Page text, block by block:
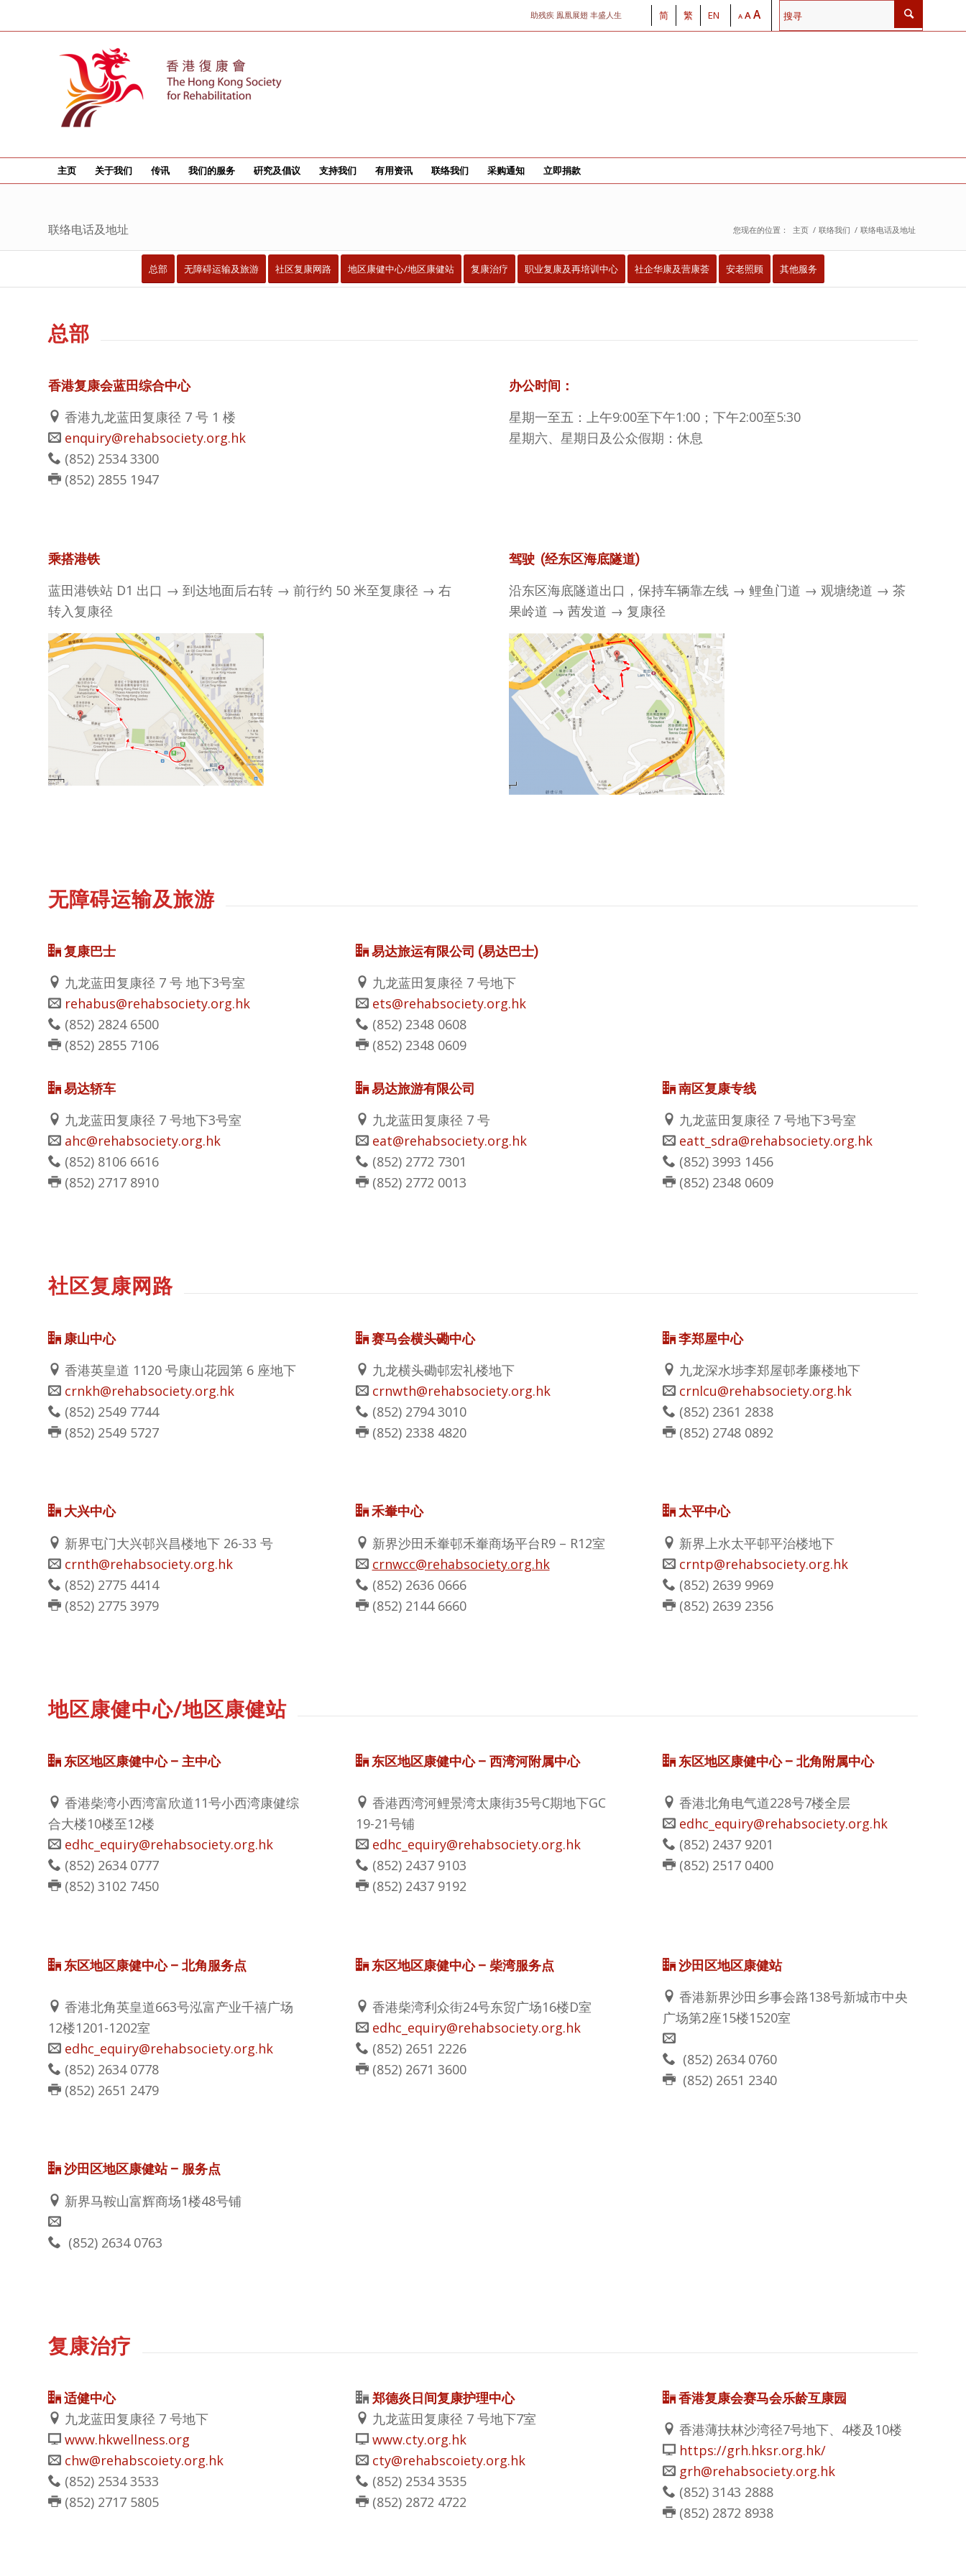
助残疾 鳯凰展翅 丰盛人生 简 繁 EN A AA
主页 关于我们 传讯 我们的服务 硏究及倡议 支持我们 有用资讯 联络我们 采购通知 立即捐款
联络电话及地址 您现在的位置： 主页 / 联络我们 / 联络电话及地址
总部 无障碍运输及旅游 社区复康网路 地区康健中心/地区康健站 复康治疗 职业复康及再培训中心 社企华康及营康荟 安老照顾 其他服务
总部
香港复康会蓝田综合中心
香港九龙蓝田复康径 7 号 1 楼
enquiry@rehabsociety.org.hk
(852) 2534 3300
(852) 2855 1947
办公时间 ：
星期一至五：上午9:00至下午1:00；下午2:00至5:30
星期六、星期日及公众假期：休息
乘搭港铁
蓝田港铁站 D1 出口 → 到达地面后右转 → 前行约 50 米至复康径 → 右
转入复康径
驾驶 (经东区海底隧道)
沿东区海底隧道出口，保持车辆靠左线 → 鲤鱼门道 → 观塘绕道 → 茶
果岭道 → 茜发道 → 复康径
无障碍运输及旅游
复康巴士
九龙蓝田复康径 7 号 地下3号室
rehabus@rehabsociety.org.hk
(852) 2824 6500
(852) 2855 7106
易达旅运有限公司 (易达巴士)
九龙蓝田复康径 7 号地下
ets@rehabsociety.org.hk
(852) 2348 0608
(852) 2348 0609
易达轿车
九龙蓝田复康径 7 号地下3号室
ahc@rehabsociety.org.hk
(852) 8106 6616
(852) 2717 8910
易达旅游有限公司
九龙蓝田复康径 7 号
eat@rehabsociety.org.hk
(852) 2772 7301
(852) 2772 0013
南区复康专线
九龙蓝田复康径 7 号地下3号室
eatt_sdra@rehabsociety.org.hk
(852) 3993 1456
(852) 2348 0609
社区复康网路
康山中心
香港英皇道 1120 号康山花园第 6 座地下
crnkh@rehabsociety.org.hk
(852) 2549 7744
(852) 2549 5727
赛马会横头磡中心
九龙横头磡邨宏礼楼地下
crnwth@rehabsociety.org.hk
(852) 2794 3010
(852) 2338 4820
李郑屋中心
九龙深水埗李郑屋邨孝廉楼地下
crnlcu@rehabsociety.org.hk
(852) 2361 2838
(852) 2748 0892
大兴中心
新界屯门大兴邨兴昌楼地下 26-33 号
crnth@rehabsociety.org.hk
(852) 2775 4414
(852) 2775 3979
禾輋中心
新界沙田禾輋邨禾輋商场平台R9 – R12室
crnwcc@rehabsociety.org.hk
(852) 2636 0666
(852) 2144 6660
太平中心
新界上水太平邨平治楼地下
crntp@rehabsociety.org.hk
(852) 2639 9969
(852) 2639 2356
地区康健中心/地区康健站
东区地区康健中心 – 主中心
香港柴湾小西湾富欣道11号小西湾康健综
合大楼10楼至12楼
edhc_equiry@rehabsociety.org.hk
(852) 2634 0777
(852) 3102 7450
东区地区康健中心 – 西湾河附属中心
香港西湾河鲤景湾太康街35号C期地下GC
19-21号铺
edhc_equiry@rehabsociety.org.hk
(852) 2437 9103
(852) 2437 9192
东区地区康健中心 – 北角附属中心
香港北角电气道228号7楼全层
edhc_equiry@rehabsociety.org.hk
(852) 2437 9201
(852) 2517 0400
东区地区康健中心 – 北角服务点
香港北角英皇道663号泓富产业千禧广场
12楼1201-1202室
edhc_equiry@rehabsociety.org.hk
(852) 2634 0778
(852) 2651 2479
东区地区康健中心 – 柴湾服务点
香港柴湾利众街24号东贸广场16楼D室
edhc_equiry@rehabsociety.org.hk
(852) 2651 2226
(852) 2671 3600
沙田区地区康健站
香港新界沙田乡事会路138号新城市中央
广场第2座15楼1520室
(852) 2634 0760
(852) 2651 2340
沙田区地区康健站 – 服务点
新界马鞍山富辉商场1楼48号铺
(852) 2634 0763
复康治疗
适健中心
九龙蓝田复康径 7 号地下
www.hkwellness.org
chw@rehabscoiety.org.hk
(852) 2534 3533
(852) 2717 5805
郑德炎日间复康护理中心
九龙蓝田复康径 7 号地下7室
www.cty.org.hk
cty@rehabscoiety.org.hk
(852) 2534 3535
(852) 2872 4722
香港复康会赛马会乐龄互康园
香港薄扶林沙湾径7号地下、4楼及10楼
https://grh.hksr.org.hk/
grh@rehabsociety.org.hk
(852)3143 2888
(852) 2872 8938